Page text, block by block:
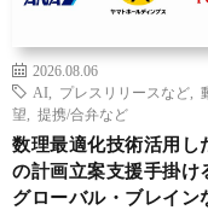
2026.08.06
AI
プレスリリースなど
望
提携/合弁など
数理最適化技術活用し
の計画立案支援手掛け
グローバル・ブレイン